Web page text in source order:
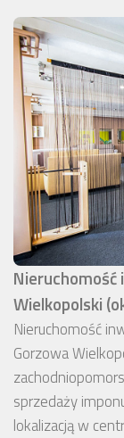
Wielkopolski
Nieruchomość
Gorzowa
sprzedaży
lokalizacją w